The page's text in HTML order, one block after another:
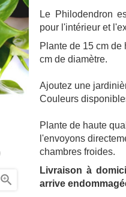

Le Philodendron
pour l'intérieur et
Plante de 15 cm de
cm de diamètre.
Ajoutez une
Couleurs
Plante de haute
l'envoyons
chambres froides.
Livraison à
arrive